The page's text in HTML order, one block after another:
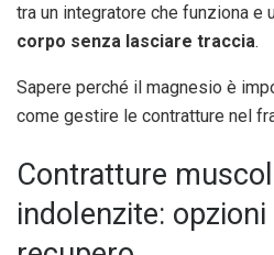
tra un integratore che funziona e
corpo senza lasciare traccia.
Sapere perché il magnesio è
come gestire le contratture nel
Contratture
indolenzite: